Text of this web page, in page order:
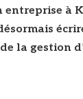
entreprise à
la gestion